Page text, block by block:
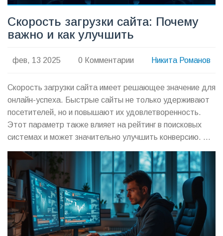
Скорость загрузки сайта: Почему
важно и как улучшить
фев, 13 2025 0 Комментарии Никита Романов
Скорость загрузки сайта имеет решающее значение для
онлайн-успеха. Быстрые сайты не только удерживают
посетителей, но и повышают их удовлетворенность.
Этот параметр также влияет на рейтинг в поисковых
системах и может значительно улучшить конверсию. В
статье рассматриваются причины важности скорости
загрузки и предлагаются практические советы по ее
улучшению.